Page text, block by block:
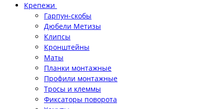
Крепежи
Гарпун-скобы
Дюбели Метизы
Клипсы
Кронштейны
Маты
Планки монтажные
Профили монтажные
Тросы и клеммы
Фиксаторы поворота